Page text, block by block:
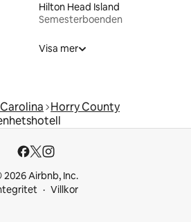
Hilton Head Island
Semesterboenden
Visa mer
Horry County
2026 Airbnb, Inc.
Villkor